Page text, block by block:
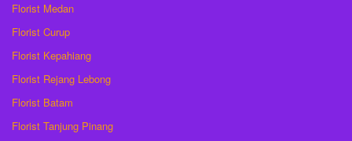
Florist Medan
Florist Curup
Florist Kepahiang
Florist Rejang Lebong
Florist Batam
Florist Tanjung Pinang